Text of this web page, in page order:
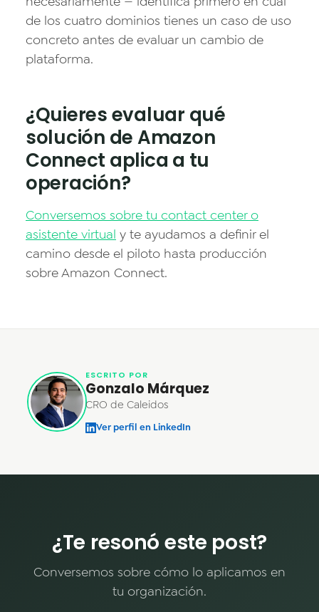
de los cuatro dominios tienes un caso de uso
concreto antes de evaluar un cambio de
plataforma.
¿Quieres evaluar qué
solución de Amazon
Connect aplica a tu
operación?
Conversemos sobre tu contact center o
asistente virtual y te ayudamos a definir el
camino desde el piloto hasta producción
sobre Amazon Connect.
ESCRITO POR
Gonzalo Márquez
CRO de Caleidos
Ver perfil en LinkedIn
¿Te resonó este post?
Conversemos sobre cómo lo aplicamos en
tu organización.